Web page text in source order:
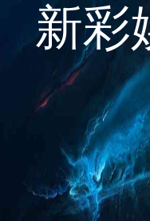
新彩